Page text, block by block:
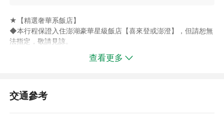
★【精選奢華系飯店】
◆本行程保證入住澎湖豪華星級飯店【喜來登或澎澄】，但請恕無
法指定，敬請見諒。
【訂購/訂房需知】
查看更多
交通參考